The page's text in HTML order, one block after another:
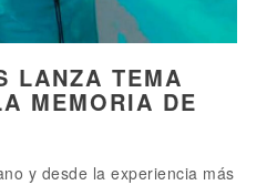
LANZA TEMA
MEMORIA DE
y desde la experiencia más